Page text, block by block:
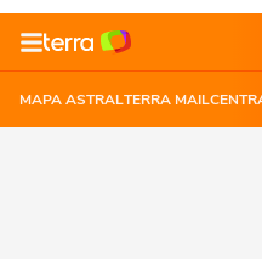
MAPA ASTRALTERRA MAIL